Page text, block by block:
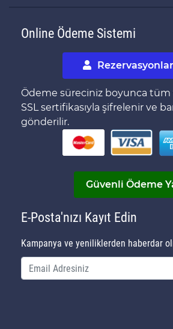
Online Ödeme Sistemi
Ödeme süreciniz boyunca tüm
SSL sertifikasıyla şifrelenir ve
gönderilir.
Güvenli Ödeme
E-Posta'nızı Kayıt Edin
Kampanya ve yeniliklerden haberdar